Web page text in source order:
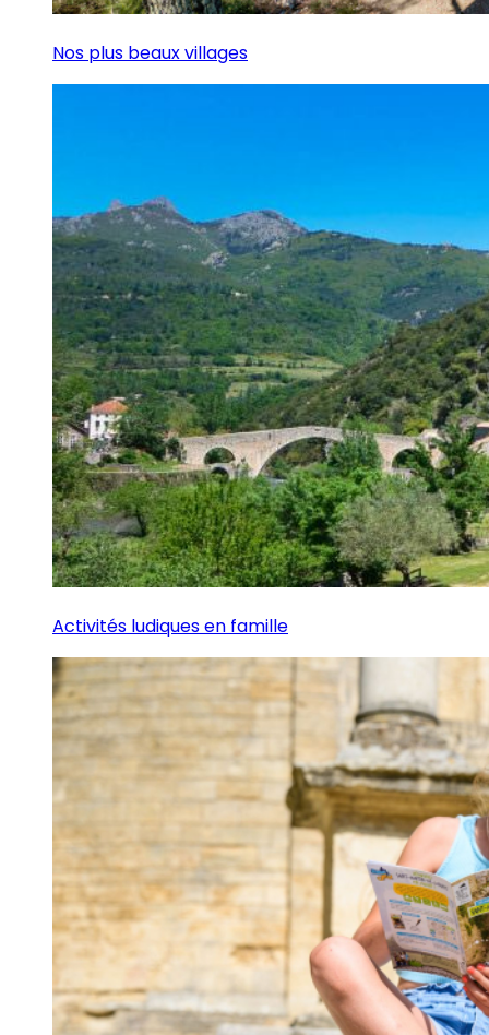
Nos plus beaux villages
Activités ludiques en famille